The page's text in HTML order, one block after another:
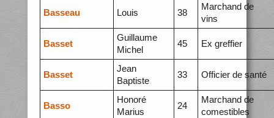
Basseau Louis 38
Marchand de
vins
Basset
Guillaume
Michel
45 Ex greffier
Basset
Jean
Baptiste
33 Officier de santé
Basso
Honoré
Marius
24
Marchand de
comestibles